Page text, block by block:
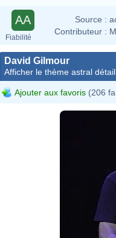
AA
Fiabilité
Source :
Contributeur :
David Gilmour
Afficher le thème astral
Ajouter aux favoris (206